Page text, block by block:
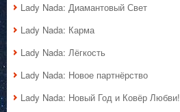
Lady Nada: Диамантовый Свет
Lady Nada: Карма
Lady Nada: Лёгкость
Lady Nada: Новое партнёрство
Lady Nada: Новый Год и Ковёр Любви!